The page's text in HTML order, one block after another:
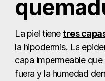
hipodermis se sitúa
que mantienen la piel
Los médicos clasifican
unaescala de tres
de quemaduras